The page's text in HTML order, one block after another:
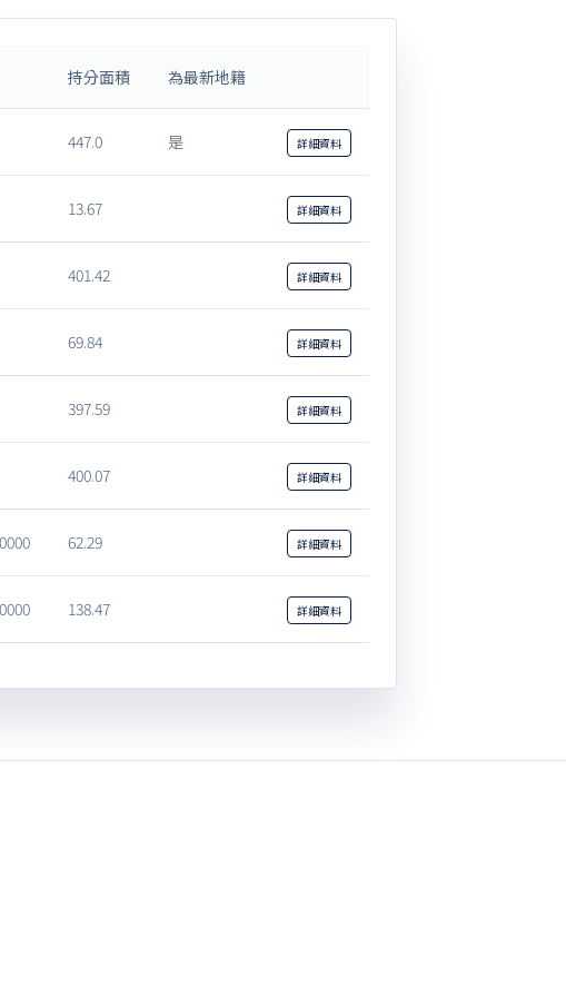
持分面積 為最新地籍
447.0 是 詳細資料
13.67 詳細資料
401.42 詳細資料
69.84 詳細資料
397.59 詳細資料
400.07 詳細資料
62.29 詳細資料
138.47 詳細資料